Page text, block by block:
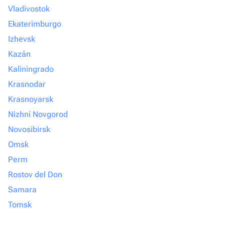
Vladivostok
Ekaterimburgo
Izhevsk
Kazán
Kaliningrado
Krasnodar
Krasnoyarsk
Nizhni Novgorod
Novosibirsk
Omsk
Perm
Rostov del Don
Samara
Tomsk